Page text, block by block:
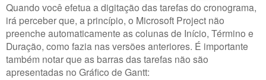
Quando você efetua a digitação das tarefas do cronograma,
irá perceber que, a princípio, o Microsoft Project não
preenche automaticamente as colunas de Início, Término e
Duração, como fazia nas versões anteriores. É importante
também notar que as barras das tarefas não são
apresentadas no Gráfico de Gantt: